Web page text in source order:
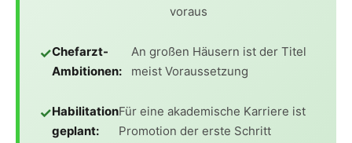
voraus
Chefarzt-
Ambitionen:
An großen Häusern ist der Titel
meist Voraussetzung
Habilitation
geplant:
Für eine akademische Karriere ist
Promotion der erste Schritt